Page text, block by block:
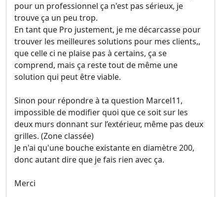
pour un professionnel ça n'est pas sérieux, je
trouve ça un peu trop.
En tant que Pro justement, je me décarcasse pour
trouver les meilleures solutions pour mes clients,,
que celle ci ne plaise pas à certains, ça se
comprend, mais ça reste tout de même une
solution qui peut être viable.
Sinon pour répondre à ta question Marcel11,
impossible de modifier quoi que ce soit sur les
deux murs donnant sur l’extérieur, même pas deux
grilles. (Zone classée)
Je n'ai qu'une bouche existante en diamètre 200,
donc autant dire que je fais rien avec ça.
Merci